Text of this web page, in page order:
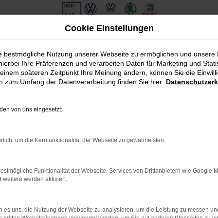
bestimmter Seiten verhindern. Funktioniert die Seite in
dem neuesten Stand sind.
kann auch dazu führen, dass bestimmte Funktionen nicht
Cookie Einstellungen
bestmögliche Nutzung unserer Webseite zu ermöglichen und unsere
Ihre Präferenzen und verarbeiten Daten für Marketing und
späteren Zeitpunkt Ihre Meinung ändern, können Sie die
zum Umfang der Datenverarbeitung finden Sie hier:
von uns eingesetzt:
um die Kernfunktionalität der Webseite zu gewährleisten.
Funktionalität der Webseite. Services von Drittanbietern wie Google
weitere werden aktiviert.
es uns, die Nutzung der Webseite zu analysieren, um die Leistung zu messen